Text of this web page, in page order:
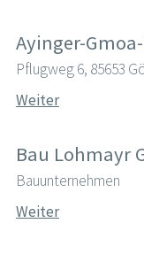
Ayinger-
Pflugweg 6, 85653
Weiter
Bau Lohmayr
Bauunternehmen
Weiter